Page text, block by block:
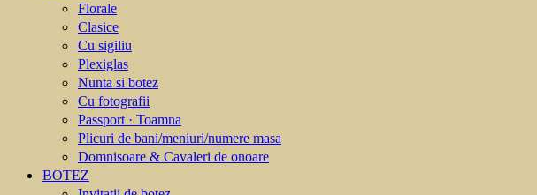
Florale
Clasice
Cu sigiliu
Plexiglas
Nunta si botez
Cu fotografii
Passport · Toamna
Plicuri de bani/meniuri/numere masa
Domnisoare & Cavaleri de onoare
BOTEZ